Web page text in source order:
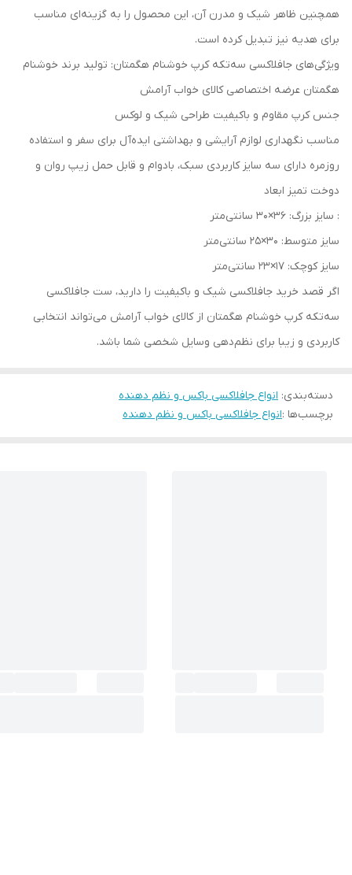
همچنین ظاهر شیک و مدرن آن، این محصول را به گزینه‌ای مناسب
برای هدیه نیز تبدیل کرده است.
ویژگی‌های جافلاکسی سه‌تکه کرپ خوشنام هگمتان: تولید برند خوشنام
هگمتان عرضه اختصاصی کالای خواب آرامش
جنس کرپ مقاوم و باکیفیت طراحی شیک و لوکس
مناسب نگهداری لوازم آرایشی و بهداشتی ایده‌آل برای سفر و استفاده
روزمره دارای سه سایز کاربردی سبک، بادوام و قابل حمل زیپ روان و
دوخت تمیز ابعاد
: سایز بزرگ: 36×30 سانتی‌متر
سایز متوسط: 30×25 سانتی‌متر
سایز کوچک: 17×23 سانتی‌متر
اگر قصد خرید جافلاکسی شیک و باکیفیت را دارید، ست جافلاکسی
سه‌تکه کرپ خوشنام هگمتان از کالای خواب آرامش می‌تواند انتخابی
کاربردی و زیبا برای نظم‌دهی وسایل شخصی شما باشد.
دسته‌بندی: انواع جافلاکسی باکس و نظم دهنده
برچسب‌ها :انواع جافلاکسی باکس و نظم دهنده